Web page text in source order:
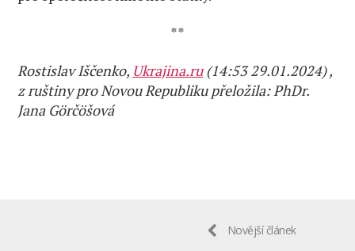
**
Rostislav Iščenko, Ukrajina.ru(14:53 29.01.2024) ,
z ruštiny pro Novou Republiku přeložila: PhDr.
Jana Görčöšová
Novější článek